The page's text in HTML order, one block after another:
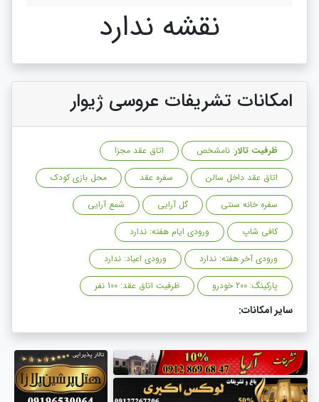
نقشه ندارد
امکانات تشریفات عروسی ژیوار
ظرفیت تالار: نامشخص
اتاق عقد مجزا
اتاق عقد داخل سالن
سفره عقد
محل بازی کودک
سفره خانه سنتی
گل آرایی
شمع آرایی
کافی شاپ
ورودی ایام هفته: ندارد
ورودی آخر هفته: ندارد
ورودی اعیاد: ندارد
پارکینگ: 200 خودرو
ظرفیت اتاق عقد: 100 نفر
سایر امکانات: